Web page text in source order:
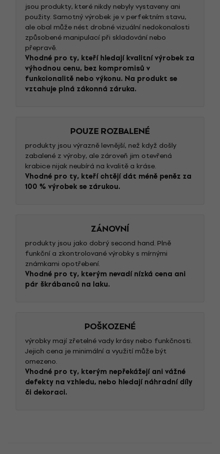
jsou produkty, které nikdy nebyly vystaveny ani
použity. Samotný výrobek je v perfektním stavu,
ale obal může nést drobné vizuální nedokonalosti
způsobené manipulací při skladování nebo
přepravě.
Vhodné pro ty, kteří hledají kvalitní výrobek za
výhodnou cenu, bez kompromisů v
funkcionalitě nebo výkonu. Na produkt se
vztahuje plná zákonná záruka.
POUZE ROZBALENÉ
produkty jsou výrazně levnější, než když došly
zabalené z výroby, ale zároveň jim otevřená
krabice nijak neubírá na kvalitě a kráse.
Vhodné pro ty, kteří chtějí dát méně peněz za
100 % výrobek se zárukou.
ZÁNOVNÍ
produkty jsou jako dobrý second hand. Plně
funkční a zkontrolované výrobky s mírnými
známkami opotřebení.
Vhodné pro ty, kterým nevadí nízká cena ani
pár škrábanců na laku.
POŠKOZENÉ
výrobky mají zřetelné vady krásy nebo funkčnosti.
Jejich cena je minimální a využití může být
omezeno.
Vhodné pro ty, kterým nepřekážejí ani vážné
defekty na vzhledu, nebo hledají náhradní díly
či dekoraci.